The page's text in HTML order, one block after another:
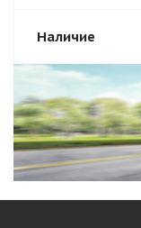
Наличие